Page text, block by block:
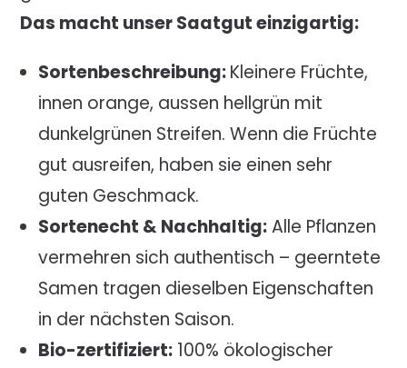
Das macht unser Saatgut einzigartig:
​Sortenbeschreibung:Kleinere Früchte,
innen orange, aussen hellgrün mit
dunkelgrünen Streifen. Wenn die Früchte
gut ausreifen, haben sie einen sehr
guten Geschmack.
Sortenecht & Nachhaltig:Alle Pflanzen
vermehren sich authentisch – geerntete
Samen tragen dieselben Eigenschaften
in der nächsten Saison.
Bio-zertifiziert: 100% ökologischer